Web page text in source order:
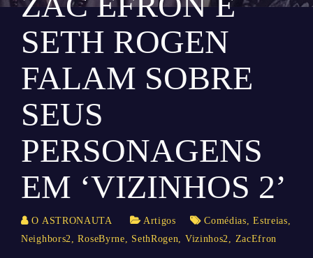
SETH ROGEN
FALAM SOBRE
SEUS
PERSONAGENS
EM ‘VIZINHOS 2’
O ASTRONAUTA Artigos Comédias,Estreias,
Neighbors2,RoseByrne, SethRogen, Vizinhos2, ZacEfron